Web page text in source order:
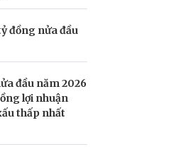
đồng nửa đầu
đầu năm 2026
lợi nhuận
thấp nhất